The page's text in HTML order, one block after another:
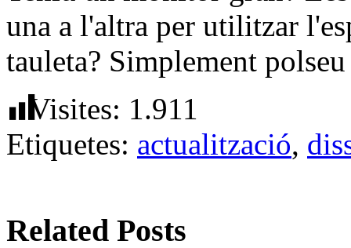
una a l'altra per utilitzar
tauleta? Simplement
Visites: 1.911
Etiquetes: actualització,
Related Posts